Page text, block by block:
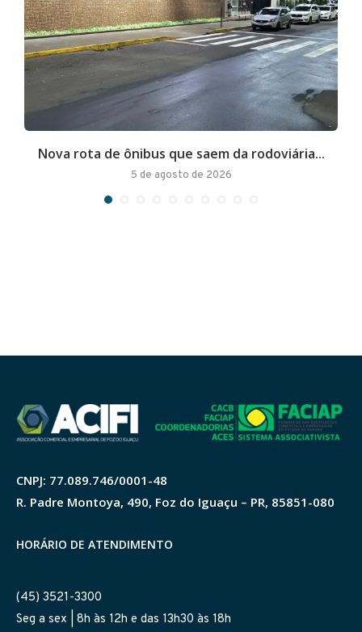
Nova rota de ônibus que saem da rodoviária...
5 de agosto de 2026
CNPJ: 77.089.746/0001-48
R. Padre Montoya, 490, Foz do Iguaçu – PR, 85851-080
HORÁRIO DE ATENDIMENTO
(45) 3521-3300
Seg a sex | 8h às 12h e das 13h30 às 18h